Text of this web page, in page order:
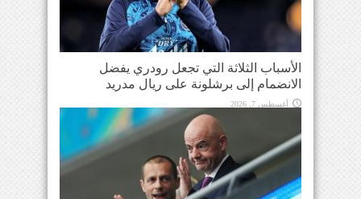
الأسباب الثلاثة التي تجعل رودري يفضل
الانضمام إلى برشلونة على ريال مدريد
أغسطس 7, 2026